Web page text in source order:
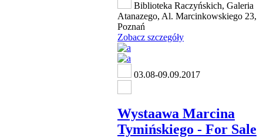
Biblioteka Raczyńskich, Galeria
Atanazego, Al. Marcinkowskiego 23,
Poznań
Zobacz szczegóły
03.08-09.09.2017
Wystaawa Marcina
Tymińskiego - For Sale